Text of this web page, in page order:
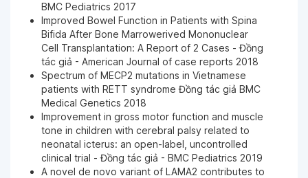
BMC Pediatrics 2017
Improved Bowel Function in Patients with Spina
Bifida After Bone Marrowerived Mononuclear
Cell Transplantation: A Report of 2 Cases - Đồng
tác giả - American Journal of case reports 2018
Spectrum of MECP2 mutations in Vietnamese
patients with RETT syndrome Đồng tác giả BMC
Medical Genetics 2018
Improvement in gross motor function and muscle
tone in children with cerebral palsy related to
neonatal icterus: an open-label, uncontrolled
clinical trial - Đồng tác giả - BMC Pediatrics 2019
A novel de novo variant of LAMA2 contributes to
Ngày 22-10-2024
Ngày 22-10-2024
Ngày 25-09-2024